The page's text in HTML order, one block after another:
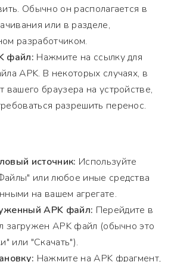
Обычно он располагается в
или в разделе,
разработчиком.
файл: Нажмите на ссылку для
APK. В некоторых случаях, в
вашего браузера на устройстве,
разрешить перенос.
источник: Используйте
или любое иные средства
на вашем агрегате.
APK файл: Перейдите в
загружен APK файл (обычно это
или "Скачать").
Нажмите на APK фрагмент,